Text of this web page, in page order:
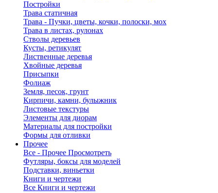
Постройки
Трава статичная
Трава - Пучки, цветы, кочки, полоски, мох
Трава в листах, рулонах
Стволы деревьев
Кусты, ретикулят
Лиственные деревья
Хвойные деревья
Присыпки
Фолиаж
Земля, песок, грунт
Кирпичи, камни, булыжник
Листовые текстуры
Элементы для диорам
Материалы для постройки
Формы для отливки
Прочее
Все - Прочее Просмотреть
Футляры, боксы для моделей
Подставки, виньетки
Книги и чертежи
Все Книги и чертежи